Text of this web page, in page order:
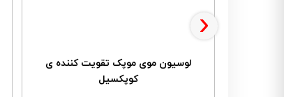
لوسیون موی موپک تقویت کننده ی
کوپکسیل
›